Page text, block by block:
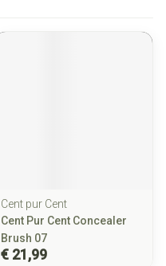
Cent pur Cent
Cent Pur Cent Concealer
Brush 07
€ 21,99